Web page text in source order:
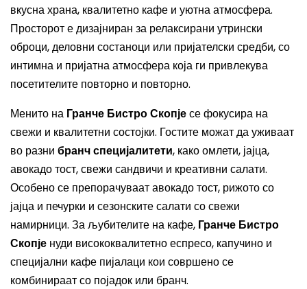
вкусна храна, квалитетно кафе и уютна атмосфера.
Просторот е дизајниран за релаксирани утрински
оброци, деловни состаноци или пријателски средби, со
интимна и пријатна атмосфера која ги привлекува
посетителите повторно и повторно.
Менито на Гранче Бистро Скопјесе фокусира на
свежи и квалитетни состојки. Гостите можат да уживаат
во разни бранч специјалитети, како омлети, јајца,
авокадо тост, свежи сандвичи и креативни салати.
Особено се препорачуваат авокадо тост, рижото со
јајца и печурки и сезонските салати со свежи
намирници. За љубителите на кафе, Гранче Бистро
Скопје нуди висококвалитетно еспресо, капучино и
специјални кафе пијалаци кои совршено се
комбинираат со појадок или бранч.